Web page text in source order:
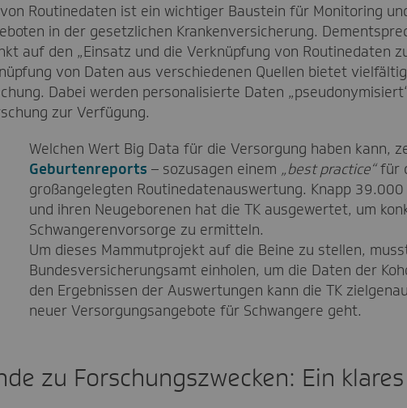
Routinedaten ist ein wichtiger Baustein für Monitoring
in der gesetzlichen Krankenversicherung.
auf den „Einsatz und die Verknüpfung von Routinedaten
von Daten aus verschiedenen Quellen bietet
Dabei werden personalisierte Daten
zur Verfügung.
Welchen Wert Big Data für die Versorgung haben kann,
Geburtenreports – sozusagen einem „best practice“für
großangelegten Routinedatenauswertung. Knapp
und ihren Neugeborenen hat die TK ausgewertet, um
Schwangerenvorsorge zu ermitteln.
Um dieses Mammutprojekt auf die Beine zu stellen,
Bundesversicherungsamt einholen, um die Daten der
den Ergebnissen der Auswertungen kann die TK
neuer Versorgungsangebote für Schwangere geht.
zu Forschungszwecken: Ein